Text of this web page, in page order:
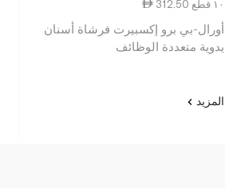
312.50 ١٠ قطع
أورال-بي برو إكسبيرت فرشاة أسنان
يدوية متعددة الوظائف
المزيد